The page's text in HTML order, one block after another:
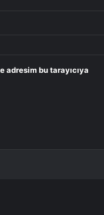
adresim bu tarayıcıya